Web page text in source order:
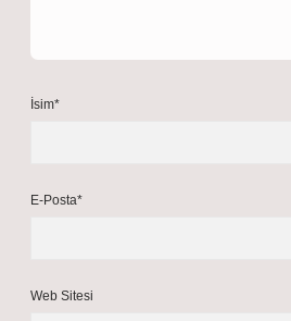
İsim*
E-Posta*
Web Sitesi